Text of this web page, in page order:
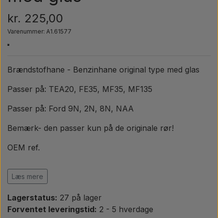
Maling Agricolour
PTO Aksler GARDLOC
Værksted/ Værktøj
Tilbud
kr. 225,00
Varenummer: A1.61577
Brændstofhane - Benzinhane original type med glas
Passer på: TEA20, FE35, MF35, MF135
Passer på: Ford 9N, 2N, 8N, NAA
Bemærk- den passer kun på de originale rør!
OEM ref.
Case IH / International Harvester
NAA9155B
NAA915B, NAA9155B, 2N9155B
Massey Ferguson
Læs mere
Lagerstatus: 27 på lager
Forventet leveringstid: 2 - 5 hverdage